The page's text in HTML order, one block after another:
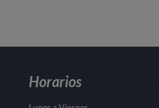
Horarios